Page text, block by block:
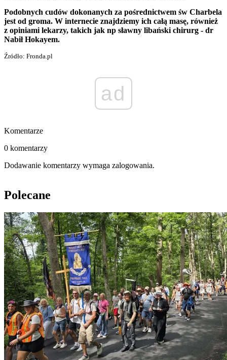
Podobnych cudów dokonanych za pośrednictwem św Charbela
jest od groma. W internecie znajdziemy ich całą masę, również
z opiniami lekarzy, takich jak np sławny libański chirurg - dr
Nabił Hokayem.
Źródło: Fronda.pl
ad
Komentarze
0 komentarzy
Dodawanie komentarzy wymaga zalogowania.
Polecane